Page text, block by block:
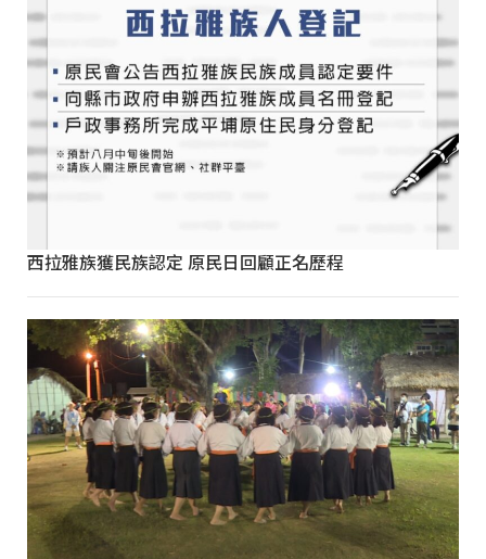
西拉雅族獲民族認定 原民日回顧正名歷程